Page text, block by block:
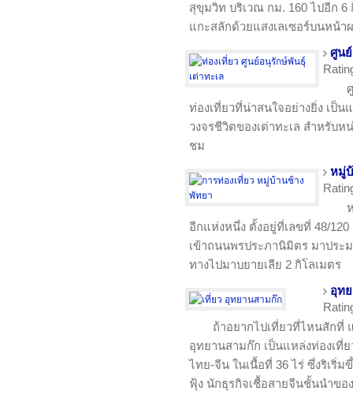
สุขุมวิท บริเวณ กม. 160 ไปอีก 6
แกะสลักด้วยแสงเลเซอร์บนหน้า
ศูน
ท่องเที่ยวที่น่าสนใจอย่างยิ่ง เป็
วงจรชีวิตของเต่าทะเล สำหรับ
ชม
หมู่
อีกแห่งหนึ่ง ตั้งอยู่ที่เลขที่ 48/
เข้าถนนพรประภานิมิตร มาประ
ทางไปมาบยายเลีย 2 กิโลเมตร
อุท
ถ้าอยากไปเที่ยวที่ไหนสักที่
อุทยานสามก๊ก เป็นแหล่งท่องเที่
ไทย-จีน ในเนื้อที่ 36 ไร่ ซึ่งริเริ่
ฟุ้ง นักธุรกิจเชื้อสายจีนชั้นนำขอ